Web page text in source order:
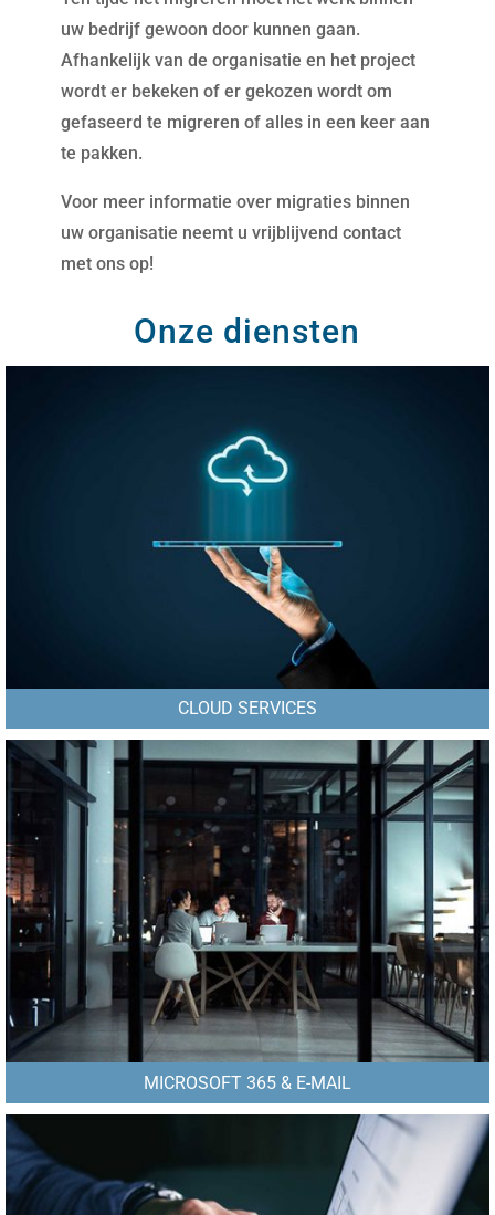
uw bedrijf gewoon door kunnen gaan.
Afhankelijk van de organisatie en het project
wordt er bekeken of er gekozen wordt om
gefaseerd te migreren of alles in een keer aan
te pakken.
Voor meer informatie over migraties binnen
uw organisatie neemt u vrijblijvend contact
met ons op!
Onze diensten
CLOUD SERVICES
MICROSOFT 365 & E-MAIL